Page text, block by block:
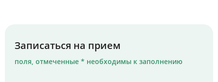
Записаться на прием
поля, отмеченные * необходимы к заполнению